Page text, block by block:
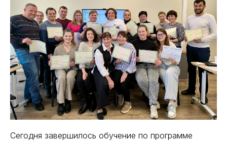
Сегодня завершилось обучение по программе